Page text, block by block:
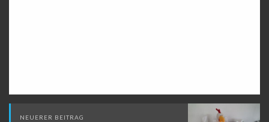
Beitragsnavigation
NEUERER BEITRAG